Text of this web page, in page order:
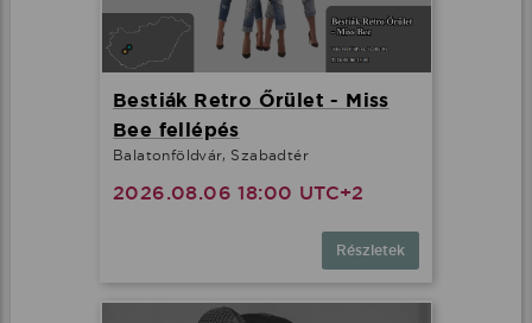
Bestiák Retro Őrület - Miss
Bee fellépés
Balatonföldvár, Szabadtér
2026.08.06 18:00 UTC+2
Részletek